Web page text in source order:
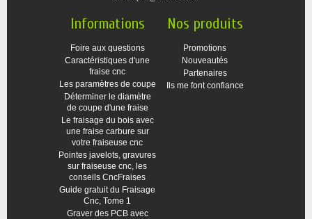
Informations
Foire aux questions
Caractéristiques d'une
fraise cnc
Les paramètres de coupe
Déterminer le diamètre
de coupe d'une fraise
Le fraisage du bois avec
une fraise carbure sur
votre fraiseuse cnc
Pointes javelots, gravures
sur fraiseuse cnc, les
conseils CncFraises
Guide gratuit du Fraisage
Cnc, Tome 1
Graver des PCB avec
Nos produits
Promotions
Nouveautés
Partenaires
Ils me font confiance